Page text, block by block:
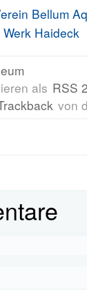
Bellum
Werk Haideck
als RSS
von